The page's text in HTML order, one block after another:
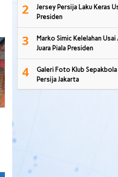
2
Jersey Persija Laku Keras
Presiden
3
Marko Simic Kelelahan Usai
Juara Piala Presiden
4
Galeri Foto Klub
Persija Jakarta